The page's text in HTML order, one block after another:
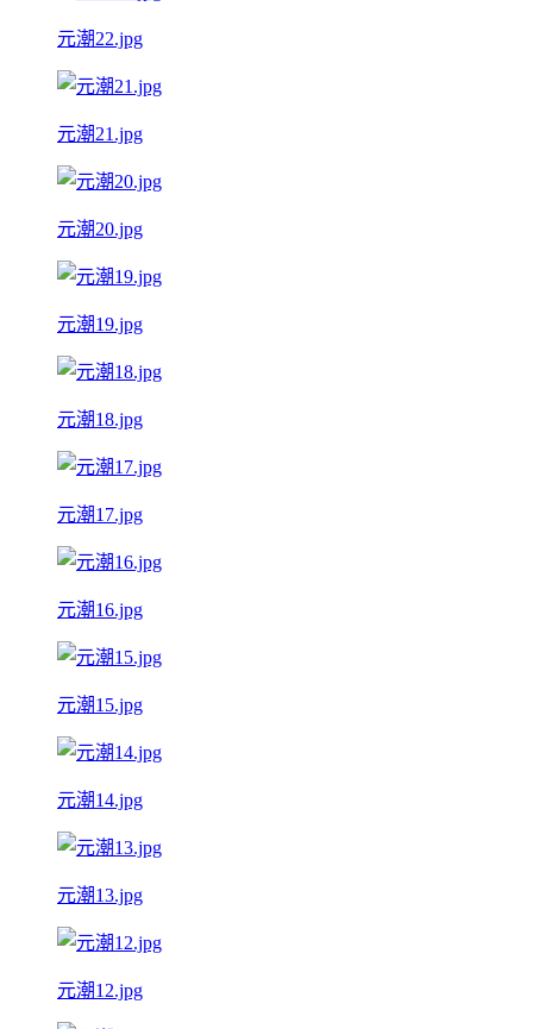
元潮22.jpg
元潮21.jpg
元潮20.jpg
元潮19.jpg
元潮18.jpg
元潮17.jpg
元潮16.jpg
元潮15.jpg
元潮14.jpg
元潮13.jpg
元潮12.jpg